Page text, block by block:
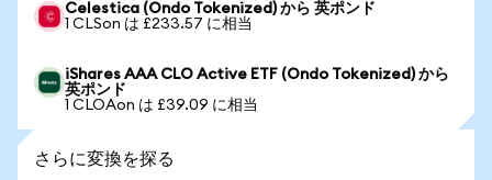
Celestica (Ondo Tokenized) から 英ポンド
1 CLSon は £233.57 に相当
iShares AAA CLO Active ETF (Ondo Tokenized) から
英ポンド
1 CLOAon は £39.09 に相当
さらに変換を探る